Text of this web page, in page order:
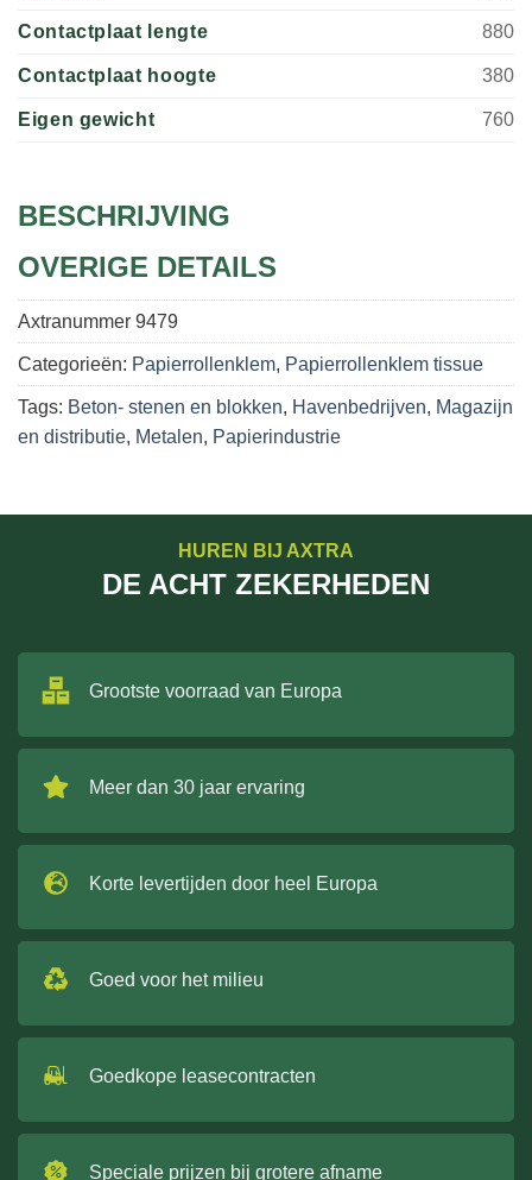
Contactplaat lengte 880
Contactplaat hoogte 380
Eigen gewicht 760
BESCHRIJVING
OVERIGE DETAILS
Axtranummer 9479
Categorieën: Papierrollenklem, Papierrollenklem tissue
Tags: Beton- stenen en blokken, Havenbedrijven, Magazijn
en distributie, Metalen, Papierindustrie
HUREN BIJ AXTRA
DE ACHT ZEKERHEDEN
Grootste voorraad van Europa
Meer dan 30 jaar ervaring
Korte levertijden door heel Europa
Goed voor het milieu
Goedkope leasecontracten
Speciale prijzen bij grotere afname